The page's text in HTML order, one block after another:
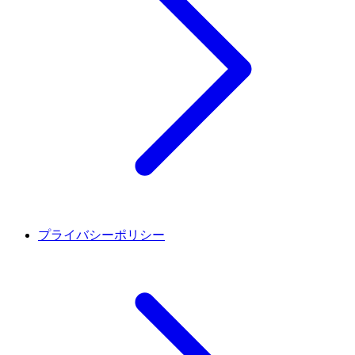
プライバシーポリシー